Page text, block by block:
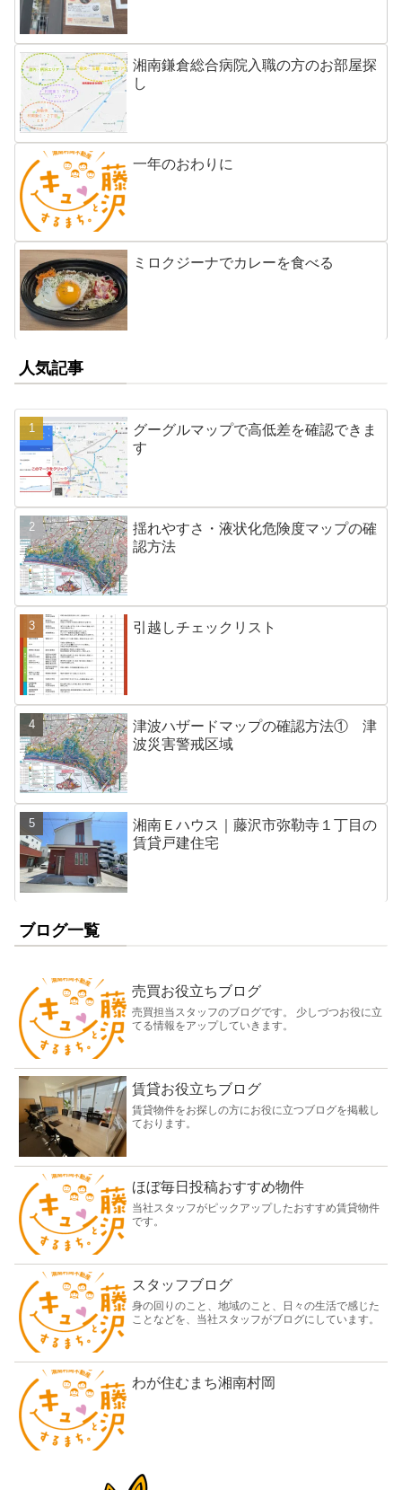
湘南鎌倉総合病院入職の方のお部屋探
し
一年のおわりに
ミロクジーナでカレーを食べる
人気記事
グーグルマップで高低差を確認できま
す
揺れやすさ・液状化危険度マップの確
認方法
引越しチェックリスト
津波ハザードマップの確認方法① 津
波災害警戒区域
湘南Ｅハウス｜藤沢市弥勒寺１丁目の
賃貸戸建住宅
ブログ一覧
売買お役立ちブログ
売買担当スタッフのブログです。 少しづつお役に立
てる情報をアップしていきます。
賃貸お役立ちブログ
賃貸物件をお探しの方にお役に立つブログを掲載し
ております。
ほぼ毎日投稿おすすめ物件
当社スタッフがピックアップしたおすすめ賃貸物件
です。
スタッフブログ
身の回りのこと、地域のこと、日々の生活で感じた
ことなどを、当社スタッフがブログにしています。
わが住むまち湘南村岡